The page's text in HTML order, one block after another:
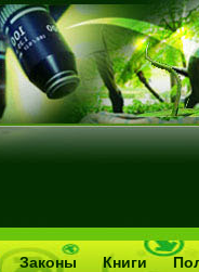
Законы Книги